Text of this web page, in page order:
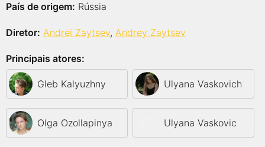
País de origem: Rússia
Diretor: Andreï Zaytsev, Andrey Zaytsev
Principais atores:
Gleb Kalyuzhny Ulyana Vaskovich
Olga Ozollapinya Ulyana Vaskovic